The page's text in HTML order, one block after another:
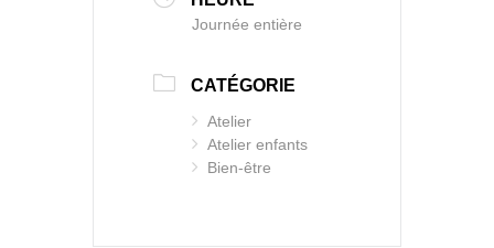
Journée entière
CATÉGORIE
Atelier
Atelier enfants
Bien-être